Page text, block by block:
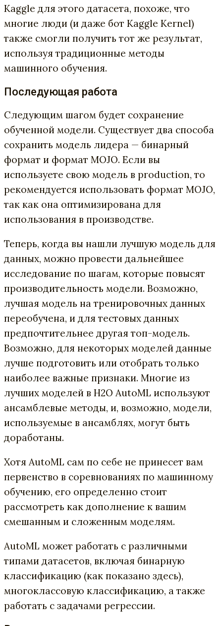
Kaggle для этого датасета, похоже, что
многие люди (и даже бот Kaggle Kernel)
также смогли получить тот же результат,
используя традиционные методы
машинного обучения.
Последующая работа
Следующим шагом будет сохранение
обученной модели. Существует два способа
сохранить модель лидера — бинарный
формат и формат MOJO. Если вы
используете свою модель в production, то
рекомендуется использовать формат MOJO,
так как она оптимизирована для
использования в производстве.
Теперь, когда вы нашли лучшую модель для
данных, можно провести дальнейшее
исследование по шагам, которые повысят
производительность модели. Возможно,
лучшая модель на тренировочных данных
переобучена, и для тестовых данных
предпочтительнее другая топ-модель.
Возможно, для некоторых моделей данные
лучше подготовить или отобрать только
наиболее важные признаки. Многие из
лучших моделей в H2O AutoML используют
ансамблевые методы, и, возможно, модели,
используемые в ансамблях, могут быть
доработаны.
Хотя AutoML сам по себе не принесет вам
первенство в соревнованиях по машинному
обучению, его определенно стоит
рассмотреть как дополнение к вашим
смешанным и сложенным моделям.
AutoML может работать с различными
типами датасетов, включая бинарную
классификацию (как показано здесь),
многоклассовую классификацию, а также
работать с задачами регрессии.